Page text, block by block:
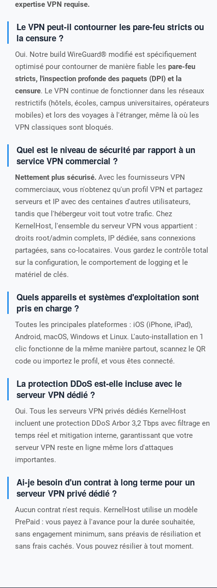
expertise VPN requise.
Le VPN peut-il contourner les pare-feu stricts ou
la censure ?
Oui. Notre build WireGuard® modifié est spécifiquement
optimisé pour contourner de manière fiable les pare-feu
stricts, l'inspection profonde des paquets (DPI) et la
censure. Le VPN continue de fonctionner dans les réseaux
restrictifs (hôtels, écoles, campus universitaires, opérateurs
mobiles) et lors des voyages à l'étranger, même là où les
VPN classiques sont bloqués.
Quel est le niveau de sécurité par rapport à un
service VPN commercial ?
Nettement plus sécurisé. Avec les fournisseurs VPN
commerciaux, vous n'obtenez qu'un profil VPN et partagez
serveurs et IP avec des centaines d'autres utilisateurs,
tandis que l'hébergeur voit tout votre trafic. Chez
KernelHost, l'ensemble du serveur VPN vous appartient :
droits root/admin complets, IP dédiée, sans connexions
partagées, sans co-locataires. Vous gardez le contrôle total
sur la configuration, le comportement de logging et le
matériel de clés.
Quels appareils et systèmes d'exploitation sont
pris en charge ?
Toutes les principales plateformes : iOS (iPhone, iPad),
Android, macOS, Windows et Linux. L'auto-installation en 1
clic fonctionne de la même manière partout, scannez le QR
code ou importez le profil, et vous êtes connecté.
La protection DDoS est-elle incluse avec le
serveur VPN dédié ?
Oui. Tous les serveurs VPN privés dédiés KernelHost
incluent une protection DDoS Arbor 3,2 Tbps avec filtrage en
temps réel et mitigation interne, garantissant que votre
serveur VPN reste en ligne même lors d'attaques
importantes.
Ai-je besoin d'un contrat à long terme pour un
serveur VPN privé dédié ?
Aucun contrat n'est requis. KernelHost utilise un modèle
PrePaid : vous payez à l'avance pour la durée souhaitée,
sans engagement minimum, sans préavis de résiliation et
sans frais cachés. Vous pouvez résilier à tout moment.